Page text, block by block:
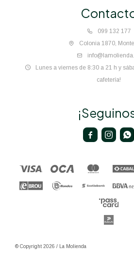
099 132 177
Colonia 1870,
Lunes a viernes de 8:30 a 21 h y
cafetería!
  
© Copyright 2026 / La Molienda